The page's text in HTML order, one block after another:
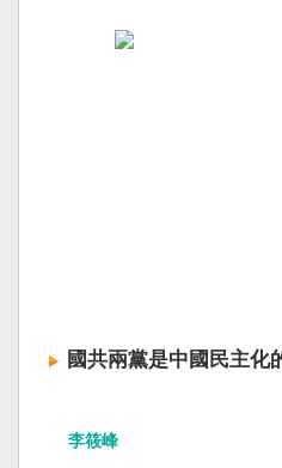
國共兩黨是中國民主化
李筱峰